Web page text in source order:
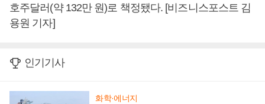
호주달러(약 132만 원)로 책정됐다. [비즈니스포스트 김
용원 기자]
인기기사
화학·에너지